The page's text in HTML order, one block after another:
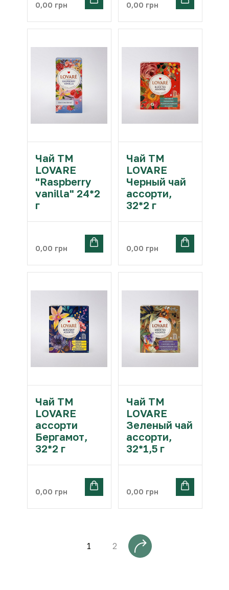
0,00 грн 0,00 грн
Чай ТМ
LOVARE
"Raspberry
vanilla" 24*2
г
0,00 грн
Чай ТМ
LOVARE
Черный чай
ассорти,
32*2 г
0,00 грн
Чай ТМ
LOVARE
ассорти
Бергамот,
32*2 г
0,00 грн
Чай ТМ
LOVARE
Зеленый чай
ассорти,
32*1,5 г
0,00 грн
1 2